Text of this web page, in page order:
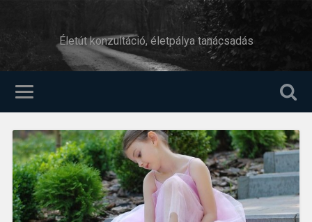
Életút konzultáció, életpálya tanácsadás